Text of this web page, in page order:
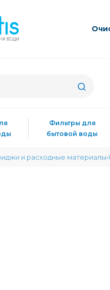
Фильтры для
бытовой воды
и расходные материалы